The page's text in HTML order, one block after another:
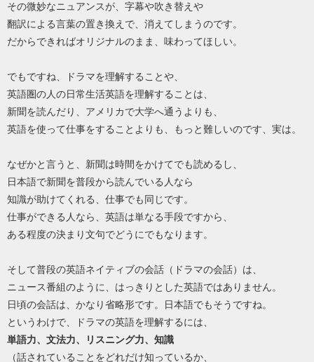
その微妙なニュアンスが、字幕や吹き替えや
翻訳による言葉の置き換えで、消えてしまうのです。
だからできればオリジナルのまま、味わってほしい。
でもですね、ドラマを理解することや、
英語圏の人の日常生活英語を理解することは、
新聞を読んだり、アメリカで大学へ通うよりも、
英語を使って仕事をすることよりも、もっと難しいのです、実は。
なぜかと言うと、新聞は時間をかけてでも読めるし、
日本語で新聞を普段から読んでいる人なら
知識が助けてくれる、仕事でも同じです。
仕事ができる人なら、英語は単なる手段ですから、
ある程度の決まり文句でどうにでもなります。
そして普段の英語ネイティブの会話（ドラマの会話）は、
ニュース番組のように、はっきりとした英語ではありません。
日頃の会話は、かなり省略形です。日本語でもそうですね。
というわけで、ドラマの英語を理解するには、
単語力、文法力、リスニング力、知識
（話されていることをどれだけ知っているか、